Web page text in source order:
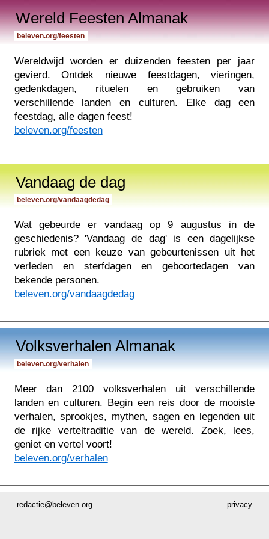
Wereld Feesten Almanak
beleven.org/feesten
Wereldwijd worden er duizenden feesten per jaar
gevierd. Ontdek nieuwe feestdagen, vieringen,
gedenkdagen, rituelen en gebruiken van
verschillende landen en culturen. Elke dag een
feestdag, alle dagen feest!
beleven.org/feesten
Vandaag de dag
beleven.org/vandaagdedag
Wat gebeurde er vandaag op 9 augustus in de
geschiedenis? 'Vandaag de dag' is een dagelijkse
rubriek met een keuze van gebeurtenissen uit het
verleden en sterfdagen en geboortedagen van
bekende personen.
beleven.org/vandaagdedag
Volksverhalen Almanak
beleven.org/verhalen
Meer dan 2100 volksverhalen uit verschillende
landen en culturen. Begin een reis door de mooiste
verhalen, sprookjes, mythen, sagen en legenden uit
de rijke verteltraditie van de wereld. Zoek, lees,
geniet en vertel voort!
beleven.org/verhalen
privacy
redactie@beleven.org